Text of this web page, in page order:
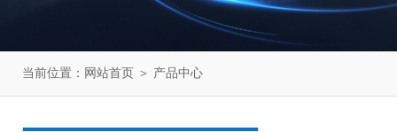
当前位置： 网站首页 ＞ 产品中心